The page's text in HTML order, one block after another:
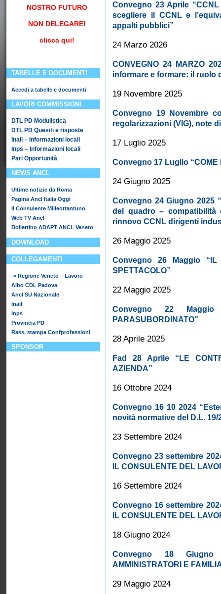
NOSTRO FUTURO
NON DELEGARE!
clicca qui!
TABELLE E DOCUMENTI
Accedi a tabelle e documenti
LAVORI COMMISSIONI
DTL PD Modulistica
DTL PD Quesiti e risposte
Inail – Informazioni locali
Inps – Informazioni locali
Pari Opportunità
NEWS ANCL
Ultime notizie da Roma
Pagina Ancl Italia Oggi
Il Consulente Milleottantuno
Web TV Ancl
Bollettino ADAPT ANCL Veneto
DOWNLOAD
COLLEGAMENTI
-> Regione Veneto – Lavoro
Albo CDL Padova
Ancl SU Nazionale
Inail
Inps
Provincia PD
Rass. stampa Confprofessioni
SPONSOR
Convegno 23 Aprile
scegliere il CCNL e
appalti pubblici”
24 Marzo 2026
CONVEGNO 24 MARZO
informare e formare: il ruolo
19 Novembre 2025
Convegno 19 Novembre
regolarizzazioni (VIG), note
17 Luglio 2025
Convegno 17 Luglio “COME
24 Giugno 2025
Convegno 24 Giugno 2025
del quadro –
rinnovo CCNL dirigenti
26 Maggio 2025
Convegno 26 Maggio “IL
SPETTACOLO”
22 Maggio 2025
Convegno 22 Maggio
PARASUBORDINATO”
28 Aprile 2025
Fad 28 Aprile “LE
AZIENDA”
16 Ottobre 2024
Convegno 16 10 2024
novità normative del D.L. 19/
23 Settembre 2024
Convegno 23 settembre
IL CONSULENTE DEL
16 Settembre 2024
Convegno 16 settembre
IL CONSULENTE DEL
18 Giugno 2024
Convegno 18 Giugno
AMMINISTRATORI E
29 Maggio 2024